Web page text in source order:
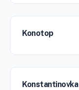
Konotop
Konstantinovka